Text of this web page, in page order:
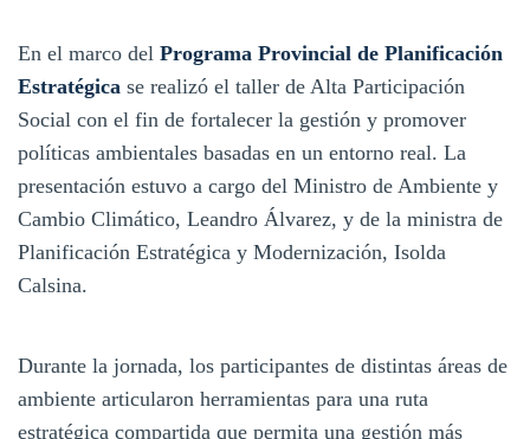
En el marco del Programa Provincial de Planificación
Estratégica se realizó el taller de Alta Participación
Social con el fin de fortalecer la gestión y promover
políticas ambientales basadas en un entorno real. La
presentación estuvo a cargo del Ministro de Ambiente y
Cambio Climático, Leandro Álvarez, y de la ministra de
Planificación Estratégica y Modernización, Isolda
Calsina.
Durante la jornada, los participantes de distintas áreas de
ambiente articularon herramientas para una ruta
estratégica compartida que permita una gestión más